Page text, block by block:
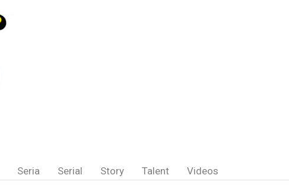
Seria Serial Story Talent Videos